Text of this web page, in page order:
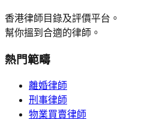
香港律師目錄及評價平台。
幫你搵到合適的律師。
熱門範疇
離婚律師
刑事律師
物業買賣律師